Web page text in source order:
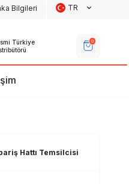
Bilgileri TR
Türkiye
0
Hattı Temsilcisi